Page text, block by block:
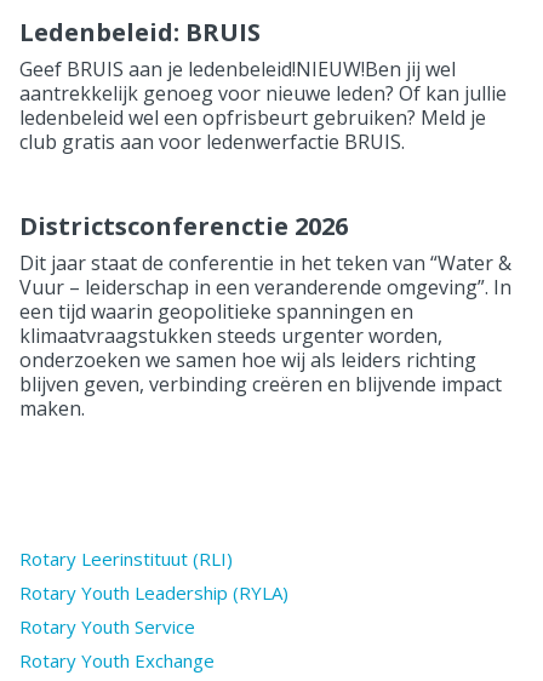
Ledenbeleid: BRUIS
Geef BRUIS aan je ledenbeleid!NIEUW!Ben jij wel
aantrekkelijk genoeg voor nieuwe leden? Of kan jullie
ledenbeleid wel een opfrisbeurt gebruiken? Meld je
club gratis aan voor ledenwerfactie BRUIS.
Districtsconferenctie 2026
Dit jaar staat de conferentie in het teken van “Water &
Vuur – leiderschap in een veranderende omgeving”. In
een tijd waarin geopolitieke spanningen en
klimaatvraagstukken steeds urgenter worden,
onderzoeken we samen hoe wij als leiders richting
blijven geven, verbinding creëren en blijvende impact
maken.
Rotary Leerinstituut (RLI)
Rotary Youth Leadership (RYLA)
Rotary Youth Service
Rotary Youth Exchange